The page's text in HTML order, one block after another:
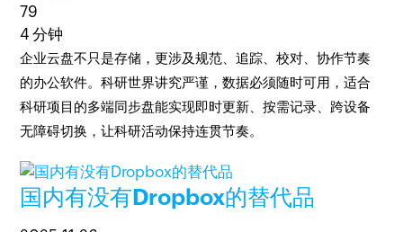
79
4 分钟
企业云盘不只是存储，更涉及规范、追踪、校对、协作节奏
的办公软件。科研世界讲究严谨，数据必须随时可用，适合
科研项目的多端同步盘能实现即时更新、按需记录、跨设备
无障碍切换，让科研活动保持连贯节奏。
国内有没有Dropbox的替代品